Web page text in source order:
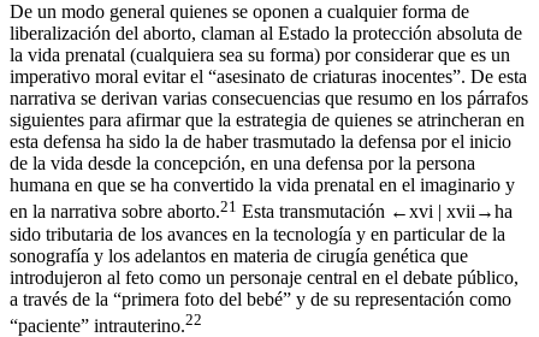
De un modo general quienes se oponen a cualquier forma de
liberalización del aborto, claman al Estado la protección absoluta de
la vida prenatal (cualquiera sea su forma) por considerar que es un
imperativo moral evitar el “asesinato de criaturas inocentes”. De esta
narrativa se derivan varias consecuencias que resumo en los párrafos
siguientes para afirmar que la estrategia de quienes se atrincheran en
esta defensa ha sido la de haber trasmutado la defensa por el inicio
de la vida desde la concepción, en una defensa por la persona
humana en que se ha convertido la vida prenatal en el imaginario y
en la narrativa sobre aborto.21 Esta transmutación ←xvi | xvii→ha
sido tributaria de los avances en la tecnología y en particular de la
sonografía y los adelantos en materia de cirugía genética que
introdujeron al feto como un personaje central en el debate público,
a través de la “primera foto del bebé” y de su representación como
“paciente” intrauterino.22